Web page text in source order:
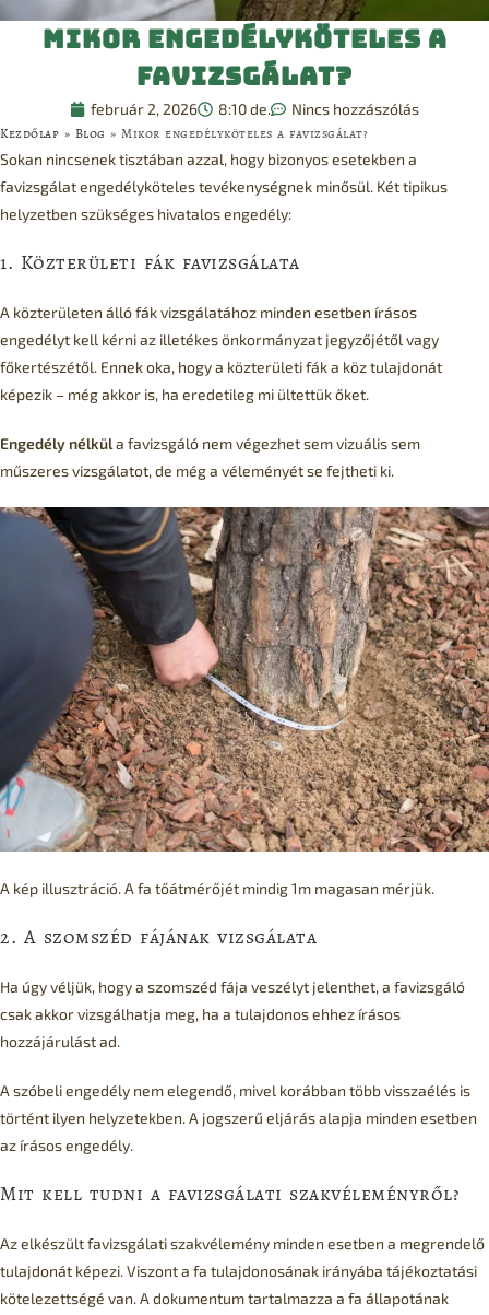
Mikor engedélyköteles a
favizsgálat?
február 2, 2026 8:10 de. Nincs hozzászólás
Kezdőlap » Blog » Mikor engedélyköteles a favizsgálat?
Sokan nincsenek tisztában azzal, hogy bizonyos esetekben a
favizsgálat engedélyköteles tevékenységnek minősül. Két tipikus
helyzetben szükséges hivatalos engedély:
1. Közterületi fák favizsgálata
A közterületen álló fák vizsgálatához minden esetben írásos
engedélyt kell kérni az illetékes önkormányzat jegyzőjétől vagy
főkertészétől. Ennek oka, hogy a közterületi fák a köz tulajdonát
képezik – még akkor is, ha eredetileg mi ültettük őket.
Engedély nélküla favizsgáló nem végezhet sem vizuális sem
műszeres vizsgálatot, de még a véleményét se fejtheti ki.
A kép illusztráció. A fa tőátmérőjét mindig 1m magasan mérjük.
2. A szomszéd fájának vizsgálata
Ha úgy véljük, hogy a szomszéd fája veszélyt jelenthet, a favizsgáló
csak akkor vizsgálhatja meg, ha a tulajdonos ehhez írásos
hozzájárulást ad.
A szóbeli engedély nem elegendő, mivel korábban több visszaélés is
történt ilyen helyzetekben. A jogszerű eljárás alapja minden esetben
az írásos engedély.
Mit kell tudni a favizsgálati szakvéleményről?
Az elkészült favizsgálati szakvélemény minden esetben a megrendelő
tulajdonát képezi. Viszont a fa tulajdonosának irányába tájékoztatási
kötelezettségé van. A dokumentum tartalmazza a fa állapotának